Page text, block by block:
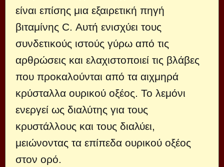
είναι επίσης μια εξαιρετική πηγή
βιταμίνης C. Αυτή ενισχύει τους
συνδετικούς ιστούς γύρω από τις
αρθρώσεις και ελαχιστοποιεί τις βλάβες
που προκαλούνται από τα αιχμηρά
κρύσταλλα ουρικού οξέος. Το λεμόνι
ενεργεί ως διαλύτης για τους
κρυστάλλους και τους διαλύει,
μειώνοντας τα επίπεδα ουρικού οξέος
στον ορό.